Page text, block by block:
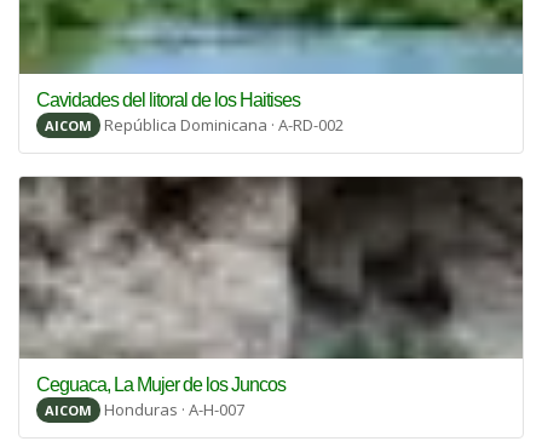
Cavidades del litoral de los Haitises
AICOM República Dominicana · A-RD-002
Ceguaca, La Mujer de los Juncos
AICOM Honduras · A-H-007